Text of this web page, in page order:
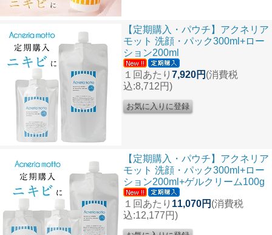
【定期購入・パウチ】アクネリア
モット 洗顔・パック300ml+ロー
ション200ml
１回あたり 7,920円 (消費税
込:8,712円)
【定期購入・パウチ】アクネリア
モット 洗顔・パック300ml+ロー
ション200ml+ゲルクリーム100g
１回あたり 11,070円 (消費税
込:12,177円)